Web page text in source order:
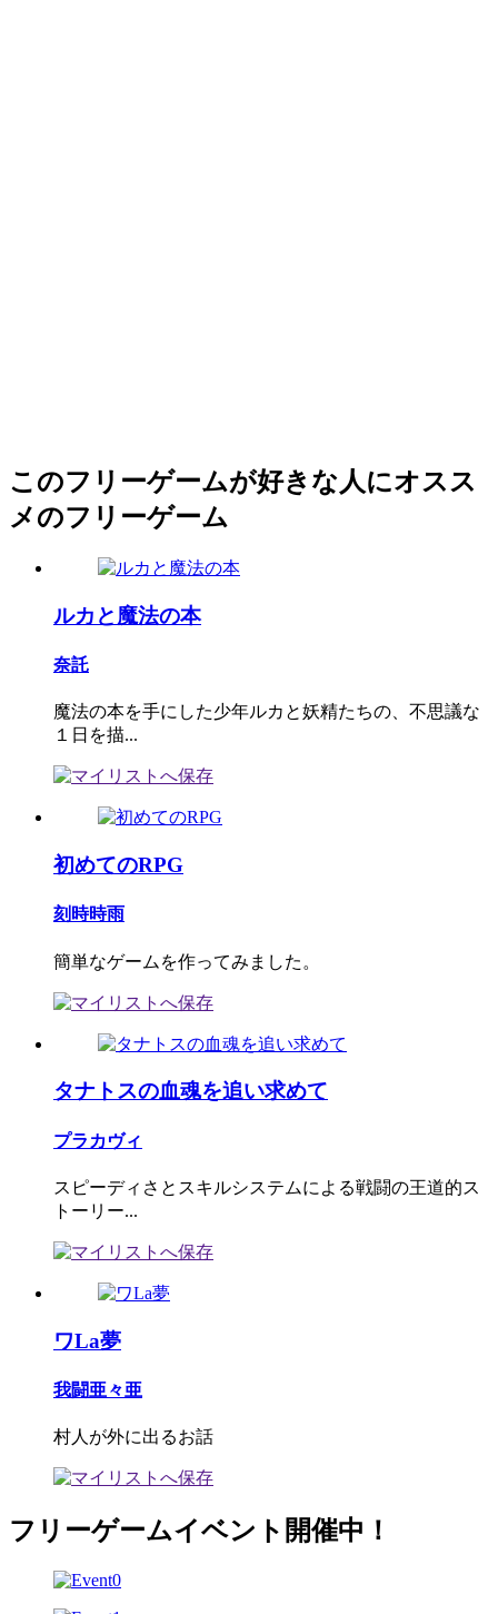
このフリーゲームが好きな人にオスス
メのフリーゲーム
ルカと魔法の本
奈託
魔法の本を手にした少年ルカと妖精たちの、不思議な
１日を描...
初めてのRPG
刻時時雨
簡単なゲームを作ってみました。
タナトスの血魂を追い求めて
プラカヴィ
スピーディさとスキルシステムによる戦闘の王道的ス
トーリー...
ワLa夢
我闘亜々亜
村人が外に出るお話
フリーゲームイベント開催中！